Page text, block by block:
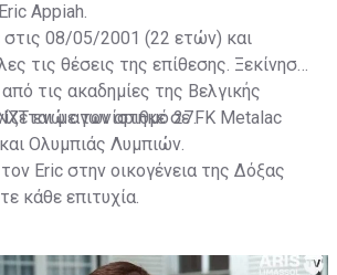
Appiah.
στις 08/05/2001 (22 ετών) και
τις θέσεις της επίθεσης. Ξεκίνησε
τις ακαδημίες της Βελγικής
ενώ αγωνίστηκε σε FK Metalac
Ολυμπιάς Λυμπιών.
με τον αριθμό 27.
Eric στην οικογένεια της Δόξας
κάθε επιτυχία.